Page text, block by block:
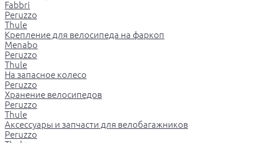
Fabbri
Peruzzo
Thule
Крепление для велосипеда на фаркоп
Menabo
Peruzzo
Thule
На запасное колесо
Peruzzo
Хранение велосипедов
Peruzzo
Thule
Аксессуары и запчасти для велобагажников
Peruzzo